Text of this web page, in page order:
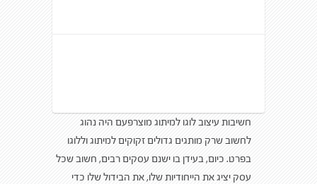
חשיבות עיצוב לוגו למיתוג מוצרפעם היה נהוג
לחשוב שרק מותגים גדולים זקוקים למיתוג וללוגו
בפרט. כיום, בעידן בו ישנם עסקים רבים, חשוב שכל
עסק יציג את הייחודיות שלו, את הבידול שלו כדי